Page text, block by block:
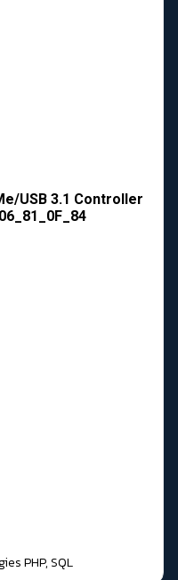
USB 3.1 Controller
PHP,SQL